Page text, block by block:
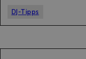
ins…
DJ-Tipps